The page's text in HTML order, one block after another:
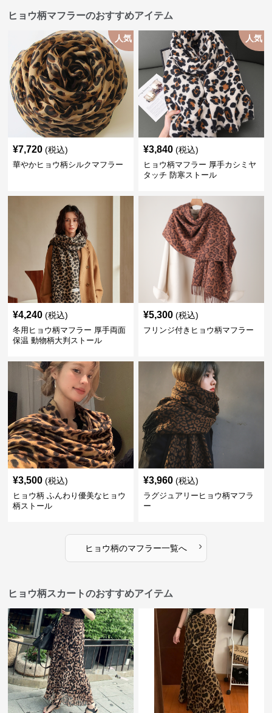
ヒョウ柄マフラーのおすすめアイテム
人気
¥7,720 (税込)
華やかヒョウ柄シルクマフラー
人気
¥3,840 (税込)
ヒョウ柄マフラー 厚手カシミヤ
タッチ 防寒ストール
¥4,240 (税込)
冬用ヒョウ柄マフラー 厚手両面
保温 動物柄大判ストール
¥5,300 (税込)
フリンジ付きヒョウ柄マフラー
¥3,500 (税込)
ヒョウ柄 ふんわり優美なヒョウ
柄ストール
¥3,960 (税込)
ラグジュアリーヒョウ柄マフラ
ー
ヒョウ柄のマフラー一覧へ ›
ヒョウ柄スカートのおすすめアイテム